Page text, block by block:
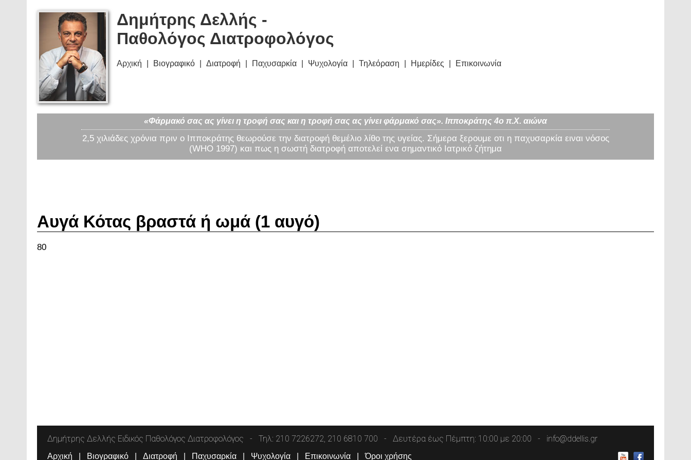
Δημήτρης Δελλής -
Παθολόγος Διατροφολόγος
Αρχική Βιογραφικό Διατροφή Παχυσαρκία Ψυχολογία Τηλεόραση Ημερίδες Επικοινωνία
«Φάρμακό σας ας γίνει η τροφή σας και η τροφή σας ας γίνει φάρμακό σας». Ιπποκράτης 4ο π.Χ. αιώνα
2,5 χιλιάδες χρόνια πριν ο Ιπποκράτης θεωρούσε την διατροφή θεμέλιο λίθο της υγείας. Σήμερα ξερουμε οτι η παχυσαρκία ειναι νόσος
(WHO 1997) και πως η σωστή διατροφή αποτελεί ενα σημαντικό Ιατρικό ζήτημα
Αυγά Κότας βραστά ή ωμά (1 αυγό)
80
Δημήτρης Δελλής Ειδικός Παθολόγος Διατροφολόγος Τηλ: 210 7226272, 210 6810 700 Δευτέρα έως Πέμπτη: 10:00 με 20:00 info@ddellis.gr
Αρχική Βιογραφικό Διατροφή Παχυσαρκία Ψυχολογία Επικοινωνία Όροι χρήσης